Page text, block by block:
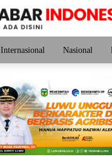
Internasional Nasional